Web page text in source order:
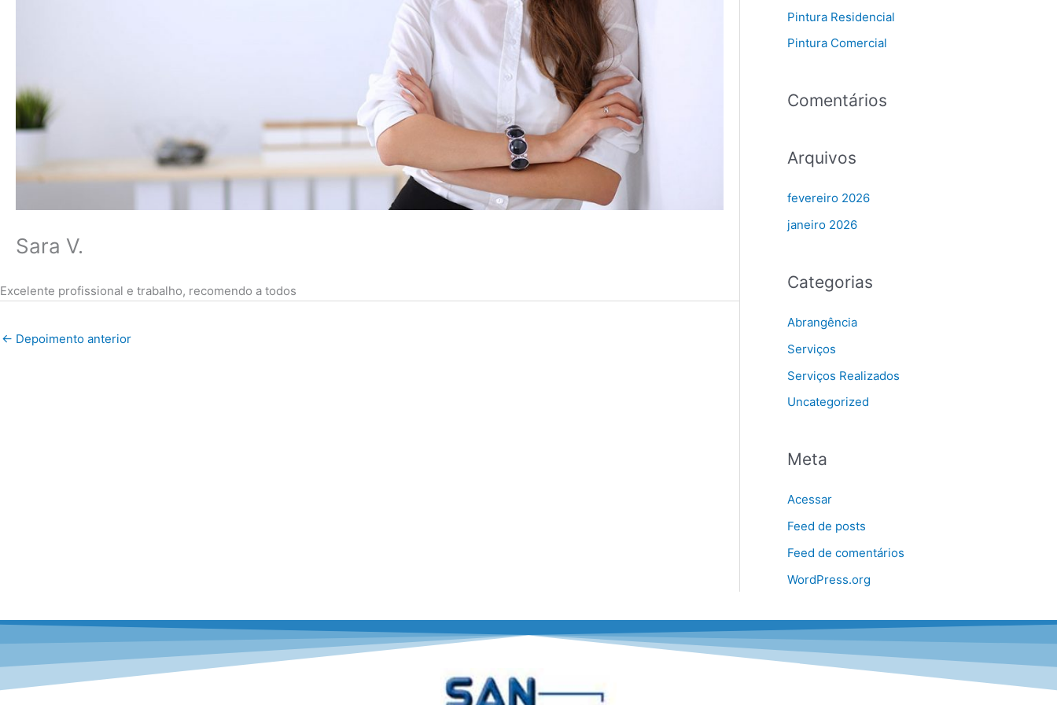
Sara V.
Excelente profissional e trabalho, recomendo a todos
← Depoimento anterior
r
p
r
Pintura Residencial
Pintura Comercial
Comentários
Arquivos
fevereiro 2026
janeiro 2026
Categorias
Abrangência
Serviços
Serviços Realizados
Uncategorized
Meta
Acessar
Feed de posts
Feed de comentários
WordPress.org